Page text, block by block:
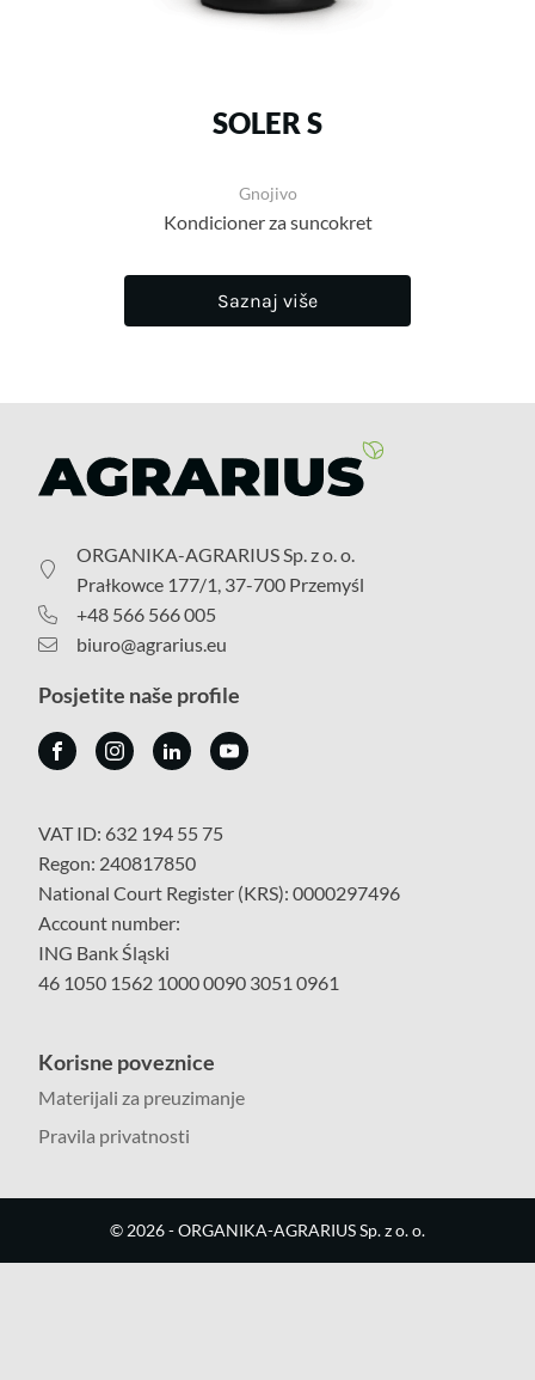
SOLER S
Gnojivo
Kondicioner za suncokret
Saznaj više
ORGANIKA-AGRARIUS Sp. z o. o.
Prałkowce 177/1, 37-700 Przemyśl
+48 566 566 005
biuro@agrarius.eu
Posjetite naše profile
VAT ID: 632 194 55 75
Regon: 240817850
National Court Register (KRS): 0000297496
Account number:
ING Bank Śląski
46 1050 1562 1000 0090 3051 0961
Korisne poveznice
Materijali za preuzimanje
Pravila privatnosti
© 2026- ORGANIKA-AGRARIUS Sp. z o. o.